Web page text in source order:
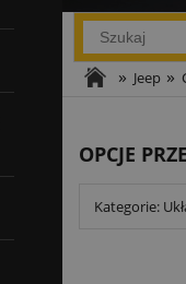
» Jeep »
OPCJE
Kategorie: